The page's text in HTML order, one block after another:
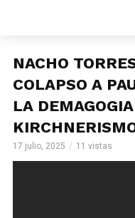
NACHO
COLAPSO A
LA
17 julio, 2025 11 vistas